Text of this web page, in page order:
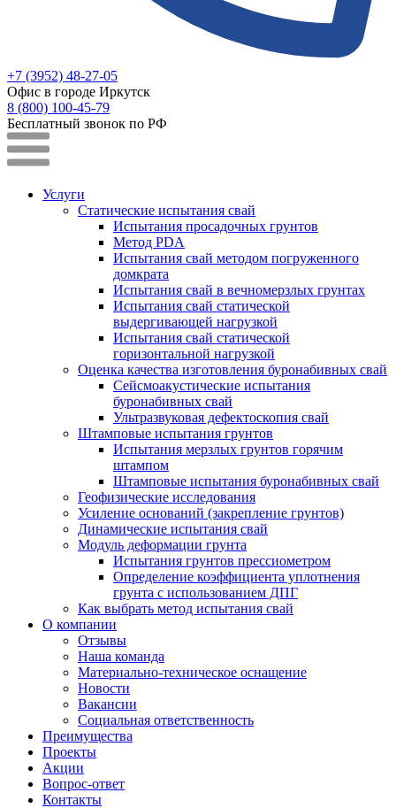
+7 (3952) 48-27-05
Офис в городе Иркутск
8 (800) 100-45-79
Бесплатный звонок по РФ
Услуги
Статические испытания свай
Испытания просадочных грунтов
Метод PDA
Испытания свай методом погруженного
домкрата
Испытания свай в вечномерзлых грунтах
Испытания свай статической
выдергивающей нагрузкой
Испытания свай статической
горизонтальной нагрузкой
Оценка качества изготовления буронабивных свай
Сейсмоакустические испытания
буронабивных свай
Ультразвуковая дефектоскопия свай
Штамповые испытания грунтов
Испытания мерзлых грунтов горячим
штампом
Штамповые испытания буронабивных свай
Геофизические исследования
Усиление оснований (закрепление грунтов)
Динамические испытания свай
Модуль деформации грунта
Испытания грунтов прессиометром
Определение коэффициента уплотнения
грунта с использованием ДПГ
Как выбрать метод испытания свай
О компании
Отзывы
Наша команда
Материально-техническое оснащение
Новости
Вакансии
Социальная ответственность
Преимущества
Проекты
Акции
Вопрос-ответ
Контакты